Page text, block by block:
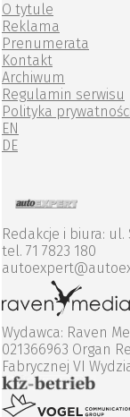
O tytule
Reklama
Prenumerata
Kontakt
Archiwum
Regulamin serwisu
Polityka prywatności
EN
DE
Redakcje i biura: ul.
tel. 71 7823 180
Wydawca: Raven
021366963 Organ
Fabrycznej VI